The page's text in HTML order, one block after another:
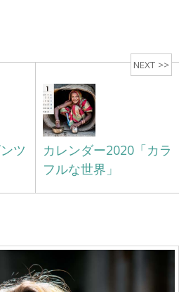
ツ
NEXT >>
カレンダー2020「カラ
フルな世界」